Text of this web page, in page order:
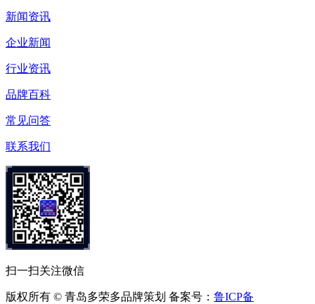
新闻资讯
企业新闻
行业资讯
品牌百科
常见问答
联系我们
扫一扫关注微信
版权所有 © 青岛多荣多品牌策划 备案号： 鲁ICP备